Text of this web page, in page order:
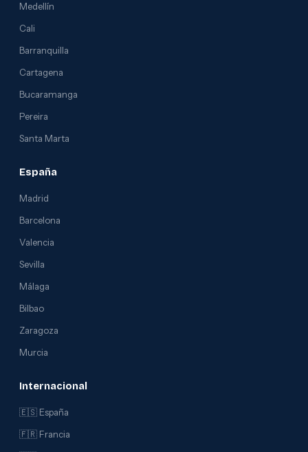
Medellín
Cali
Barranquilla
Cartagena
Bucaramanga
Pereira
Santa Marta
España
Madrid
Barcelona
Valencia
Sevilla
Málaga
Bilbao
Zaragoza
Murcia
Internacional
🇪🇸 España
🇫🇷 Francia